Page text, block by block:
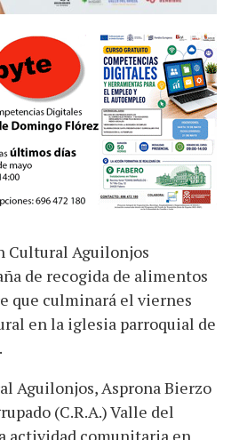
Cultural Aguilonjos
de recogida de alimentos
que culminará el viernes
en la iglesia parroquial de
Aguilonjos, Asprona Bierzo
(C.R.A.) Valle del
actividad comunitaria en